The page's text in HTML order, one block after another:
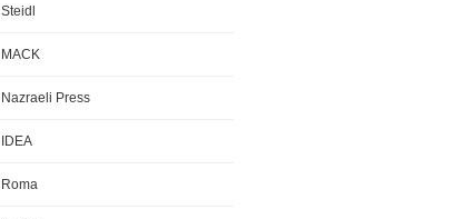
Steidl
MACK
Nazraeli Press
IDEA
Roma